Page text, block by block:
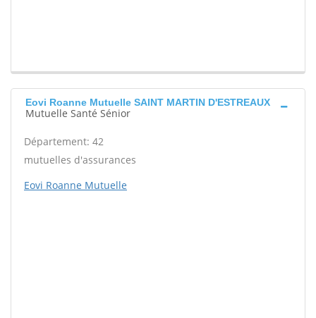
Eovi Roanne Mutuelle SAINT MARTIN D'ESTREAUX
Mutuelle Santé Sénior
Département: 42
mutuelles d'assurances
Eovi Roanne Mutuelle